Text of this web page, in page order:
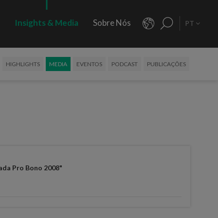
Insights & Media Sobre Nós PT
HIGHLIGHTS MEDIA EVENTOS PODCAST PUBLICAÇÕES
Pro Bono 2008"